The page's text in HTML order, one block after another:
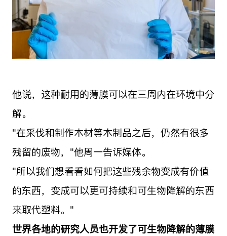
他说，这种耐用的薄膜可以在三周内在环境中分
解。
"在采伐和制作木材等木制品之后，仍然有很多
残留的废物，"他周一告诉媒体。
"所以我们想看看如何把这些残余物变成有价值
的东西，变成可以更可持续和可生物降解的东西
来取代塑料。"
世界各地的研究人员也开发了可生物降解的薄膜